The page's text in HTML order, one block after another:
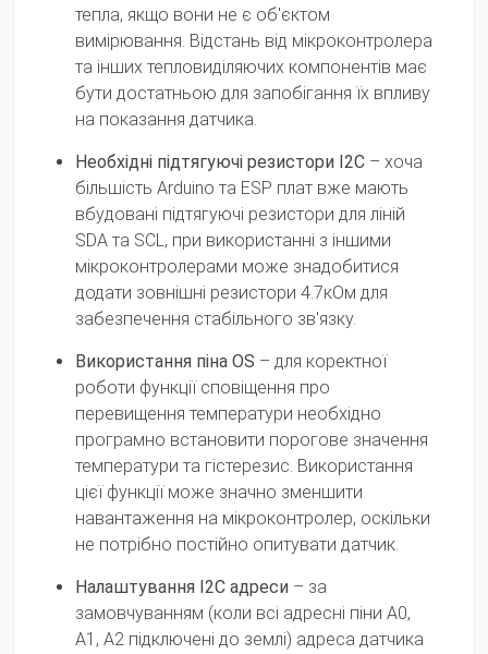
тепла, якщо вони не є об'єктом
вимірювання. Відстань від мікроконтролера
та інших тепловиділяючих компонентів має
бути достатньою для запобігання їх впливу
на показання датчика.
Необхідні підтягуючі резистори I2C – хоча
більшість Arduino та ESP плат вже мають
вбудовані підтягуючі резистори для ліній
SDA та SCL, при використанні з іншими
мікроконтролерами може знадобитися
додати зовнішні резистори 4.7кОм для
забезпечення стабільного зв'язку.
Використання піна OS – для коректної
роботи функції сповіщення про
перевищення температури необхідно
програмно встановити порогове значення
температури та гістерезис. Використання
цієї функції може значно зменшити
навантаження на мікроконтролер, оскільки
не потрібно постійно опитувати датчик.
Налаштування I2C адреси – за
замовчуванням (коли всі адресні піни A0,
A1, A2 підключені до землі) адреса датчика